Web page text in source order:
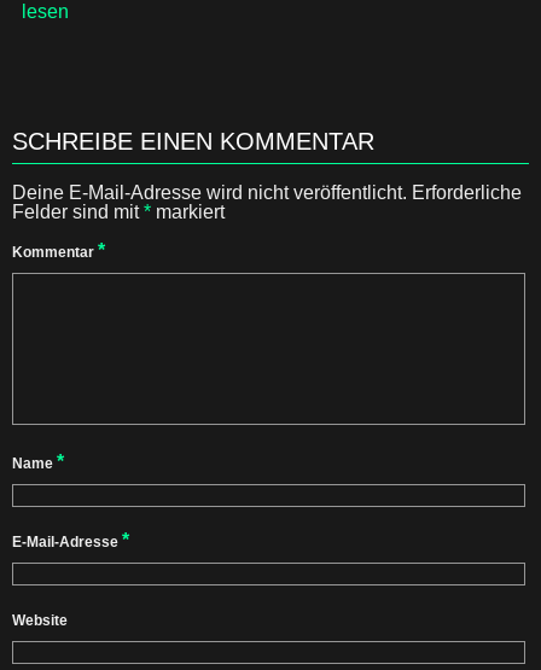
lesen
SCHREIBE EINEN KOMMENTAR
Deine E-Mail-Adresse wird nicht veröffentlicht. Erforderliche
Felder sind mit* markiert
Kommentar *
Name *
E-Mail-Adresse *
Website